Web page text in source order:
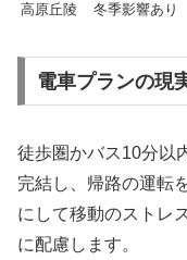
高原丘陵 冬季影響あり
電車プランの現
徒歩圏かバス10分以
完結し、帰路の運転
にして移動のストレ
に配慮します。